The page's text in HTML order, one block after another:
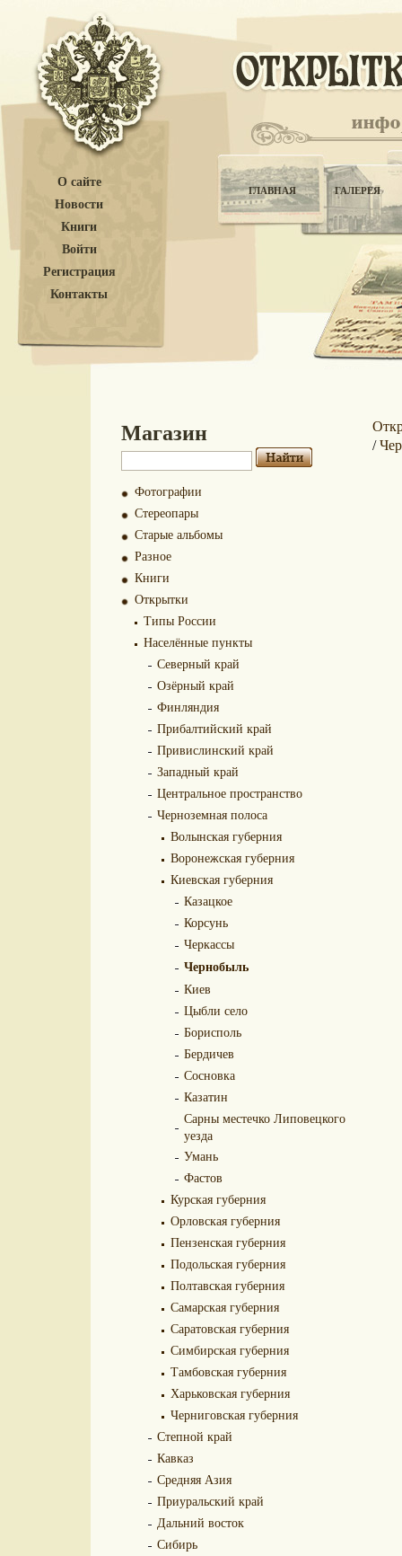
О сайте
Новости
Книги
Войти
Регистрация
Контакты
ГЛАВНАЯ ГАЛЕРЕЯ
Магазин
Фотографии
Стереопары
Старые альбомы
Разное
Книги
Открытки
Типы России
Населённые пункты
Северный край
Озёрный край
Финляндия
Прибалтийский край
Привислинский край
Западный край
Центральное пространство
Черноземная полоса
Волынская губерния
Воронежская губерния
Киевская губерния
Казацкое
Корсунь
Черкассы
Чернобыль
Киев
Цыбли село
Борисполь
Бердичев
Сосновка
Казатин
Сарны местечко Липовецкого
уезда
Умань
Фастов
Курская губерния
Орловская губерния
Пензенская губерния
Подольская губерния
Полтавская губерния
Самарская губерния
Саратовская губерния
Симбирская губерния
Тамбовская губерния
Харьковская губерния
Черниговская губерния
Степной край
Кавказ
Средняя Азия
Приуральский край
Дальний восток
Сибирь
/